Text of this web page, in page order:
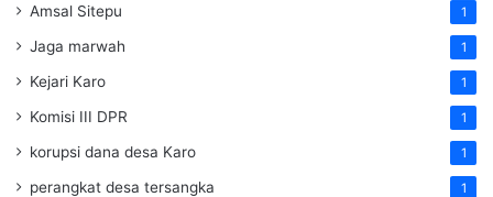
Amsal Sitepu 1
Jaga marwah 1
Kejari Karo 1
Komisi III DPR 1
korupsi dana desa Karo 1
perangkat desa tersangka 1